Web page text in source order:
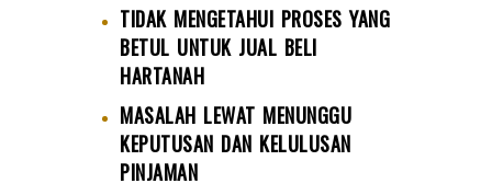
TIDAK MENGETAHUI PROSES YANG
BETUL UNTUK JUAL BELI
HARTANAH
MASALAH LEWAT MENUNGGU
KEPUTUSAN DAN KELULUSAN
PINJAMAN